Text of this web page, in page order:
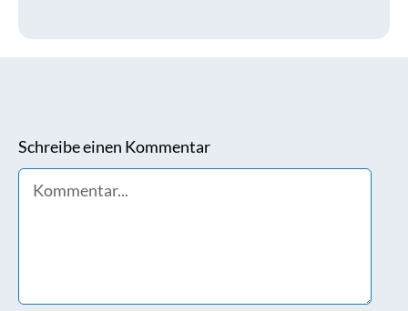
Schreibe einen Kommentar
Comment